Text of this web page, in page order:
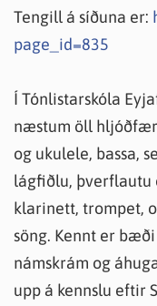
Tengill á síðuna er:
page_id=835
Í Tónlistarskóla
næstum öll
og ukulele, bassa,
lágfiðlu, þverflautu
klarinett, trompet,
söng. Kennt er
námskrám og
upp á kennslu eftir